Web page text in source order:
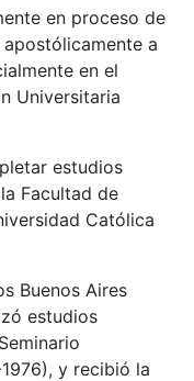
en proceso de
a
en el
Universitaria
estudios
Facultad de
Católica
Buenos Aires
estudios
y recibió la